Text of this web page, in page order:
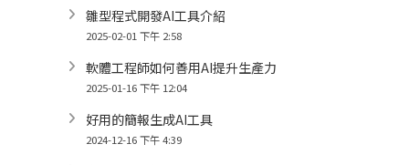
雛型程式開發AI工具介紹
2025-02-01 下午 2:58
軟體工程師如何善用AI提升生產力
2025-01-16 下午 12:04
好用的簡報生成AI工具
2024-12-16 下午 4:39